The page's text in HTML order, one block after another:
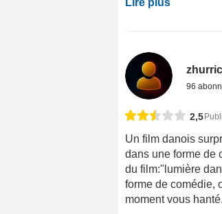
96
2,5
Un film danois
dans une forme de
du film:"lumière
forme de comédie,
moment vous